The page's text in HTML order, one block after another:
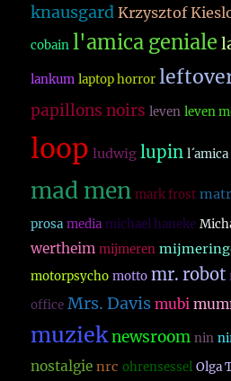
knausgard Krzysztof
cobain l'amica geniale
lankum laptop horror
papillons noirs leven leven
loop ludwig lupin
mad men mark frost
prosa media michael haneke
wertheim mijmeren
motorpsycho motto mr. robot
office Mrs. Davis mubi
muzieknewsroom nin
nostalgie nrc ohrensessel Olga